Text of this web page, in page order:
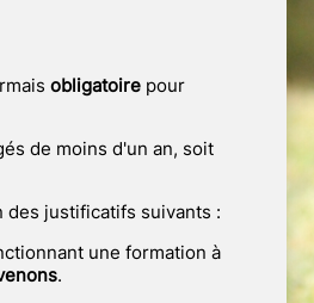
obligatoire pour
de moins d'un an, soit
des justificatifs suivants :
une formation à
.